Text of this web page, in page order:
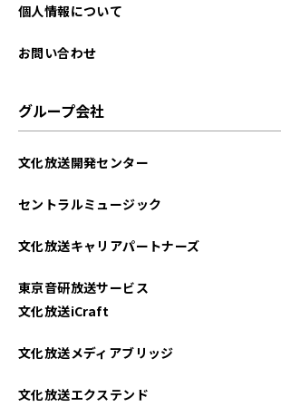
個人情報について
お問い合わせ
グループ会社
文化放送開発センター
セントラルミュージック
文化放送キャリアパートナーズ
東京音研放送サービス
文化放送iCraft
文化放送メディアブリッジ
文化放送エクステンド